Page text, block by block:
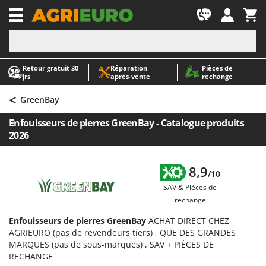
Retour gratuit 30
jrs
Réparation
après‑vente
Pièces de
rechange
-1
A
Abris de jardin
Accessoires pour tracteurs tondeuses autoportés
Aérateurs Scarificateurs pour gazon
Arracheuses de pommes de terre pour tracteur
Aspirateurs à feuilles sur roues
Aspirateurs Multifonctions
Atomiseurs agricoles pour tracteurs
Atomiseurs pour traitements
A
AgriEuro Premium
AgriEuro TOP-LINE
AL-KO
Alce
Alpina
Ama
< GreenBay
Enfouisseurs de pierres GreenBay - Catalogue produits
2026
8,9/10
SAV & Pièces de
rechange
Enfouisseurs de pierres GreenBay ACHAT DIRECT CHEZ
AGRIEURO (pas de revendeurs tiers) , QUE DES GRANDES
MARQUES (pas de sous-marques) , SAV + PIÈCES DE
RECHANGE